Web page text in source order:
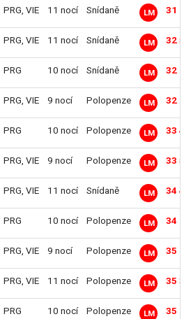
PRG VIE 11 nocí Snídaně LM 31
PRG VIE 11 nocí Snídaně LM 32
PRG 10 nocí Snídaně LM 32
PRG VIE 9 nocí Polopenze LM 32
PRG 10 nocí Polopenze LM 33
PRG VIE 9 nocí Polopenze LM 33
PRG VIE 11 nocí Snídaně LM 34
PRG 10 nocí Polopenze LM 34
PRG VIE 9 nocí Polopenze LM 35
PRG VIE 11 nocí Polopenze LM 35
PRG 10 nocí Polopenze LM 35